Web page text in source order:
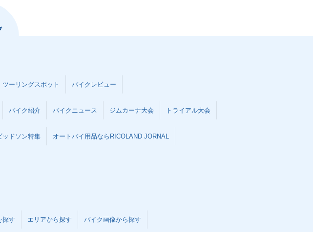
ツーリングスポット バイクレビュー
バイク紹介 バイクニュース ジムカーナ大会 トライアル大会
ッドソン特集 オートバイ用品ならRICOLAND JORNAL
探す エリアから探す バイク画像から探す